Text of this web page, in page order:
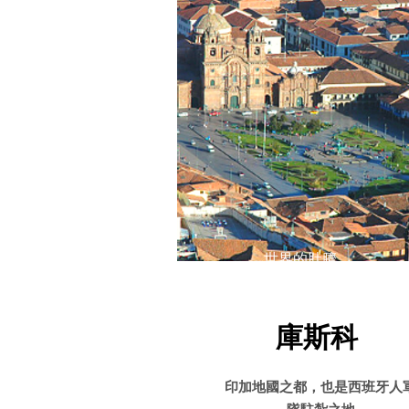
​世界的肚臍
庫斯科
印加地國之都，也是西班牙人